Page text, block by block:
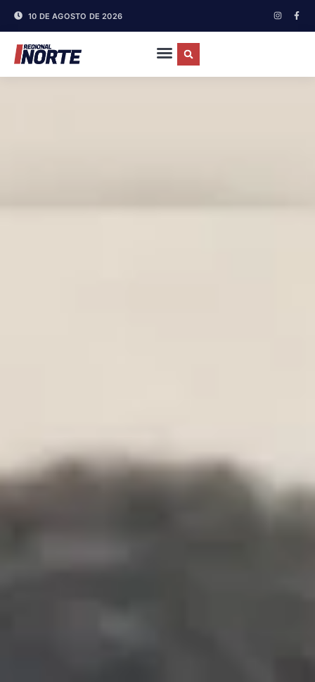
10 DE AGOSTO DE 2026